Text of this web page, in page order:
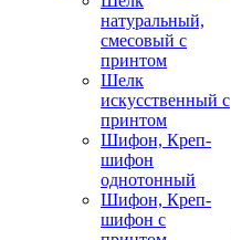
натуральный,
смесовый с
принтом
Шелк
искусственный с
принтом
Шифон, Креп-
шифон
однотонный
Шифон, Креп-
шифон с